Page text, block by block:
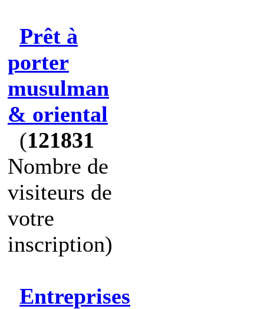
Prêt à
porter
musulman
& oriental
(121831
Nombre de
visiteurs de
votre
inscription)
Entreprises